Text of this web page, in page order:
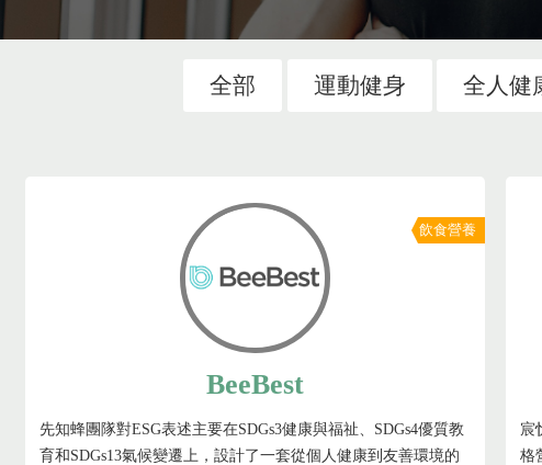
全部 運動健身 全人健
飲食營養
BeeBest
先知蜂團隊對ESG表述主要在SDGs3健康與福祉、SDGs4優質教
育和SDGs13氣候變遷上，設計了一套從個人健康到友善環境的
宸
格